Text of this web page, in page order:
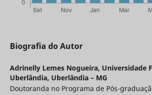
Biografia do Autor
Adrinelly Lemes Nogueira, Universidade
Uberlândia, Uberlândia – MG
Doutoranda no Programa de Pós-